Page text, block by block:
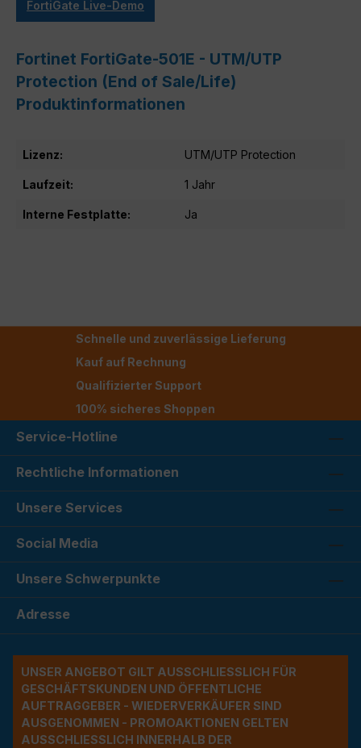
FortiGate Live-Demo
Fortinet FortiGate-501E - UTM/UTP
Protection (End of Sale/Life)
Produktinformationen
Lizenz: UTM/UTP Protection
Laufzeit: 1 Jahr
Interne Festplatte: Ja
Schnelle und zuverlässige Lieferung
Kauf auf Rechnung
Qualifizierter Support
100% sicheres Shoppen
Service-Hotline
Rechtliche Informationen
Unsere Services
Social Media
Unsere Schwerpunkte
Adresse
UNSER ANGEBOT GILT AUSSCHLIESSLICH FÜR G
ESCHÄFTSKUNDEN UND ÖFFENTLICHE A
UFTRAGGEBER - WIEDERVERKÄUFER SIND A
USGENOMMEN - PROMOAKTIONEN GELTEN A
USSCHLIESSLICH INNERHALB DER BU